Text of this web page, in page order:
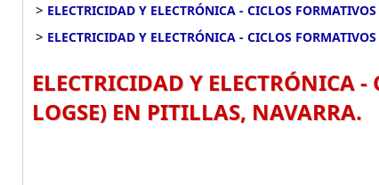
> ELECTRICIDAD Y ELECTRÓNICA - CICLOS
> ELECTRICIDAD Y ELECTRÓNICA - CICLOS
ELECTRICIDAD Y ELECTRÓNICA
LOGSE) EN PITILLAS, NAVARRA.